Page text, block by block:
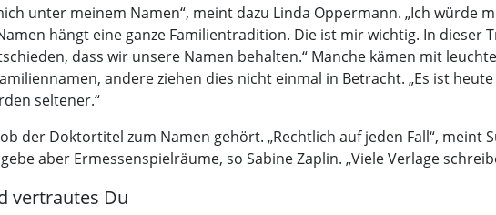
unter meinem Namen“, meint dazu Linda Oppermann. „Ich würde
hängt eine ganze Familientradition. Die ist mir wichtig. In
dass wir unsere Namen behalten.“ Manche kämen mit
andere ziehen dies nicht einmal in Betracht. „Es ist
seltener.“
der Doktortitel zum Namen gehört. „Rechtlich auf jeden Fall“, meint
aber Ermessenspielräume, so Sabine Zaplin. „Viele Verlage
vertrautes Du